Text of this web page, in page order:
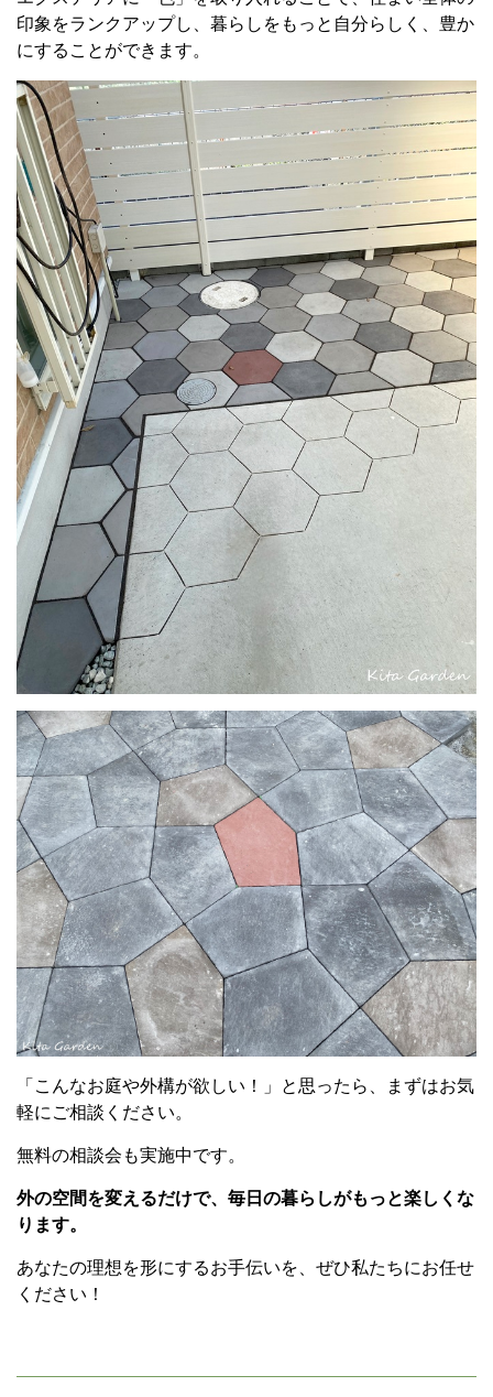
印象をランクアップし、暮らしをもっと自分らしく、豊か
にすることができます。
「こんなお庭や外構が欲しい！」と思ったら、まずはお気
軽にご相談ください。
無料の相談会も実施中です。
外の空間を変えるだけで、毎日の暮らしがもっと楽しくな
ります。
あなたの理想を形にするお手伝いを、ぜひ私たちにお任せ
ください！